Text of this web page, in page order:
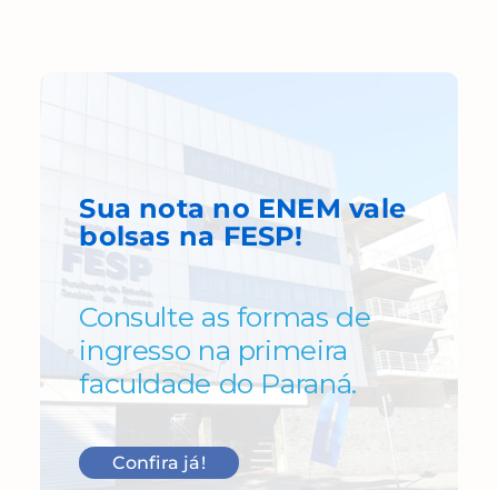
Sua nota no ENEMvale
bolsas na FESP!
Consulte as formas de
ingresso na primeira
faculdade do Paraná.
Confira já!